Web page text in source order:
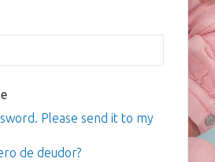
Please send it to my
de deudor?